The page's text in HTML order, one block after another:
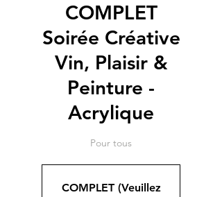
COMPLET
Soirée Créative
Vin, Plaisir &
Peinture -
Acrylique
Pour tous
COMPLET (Veuillez